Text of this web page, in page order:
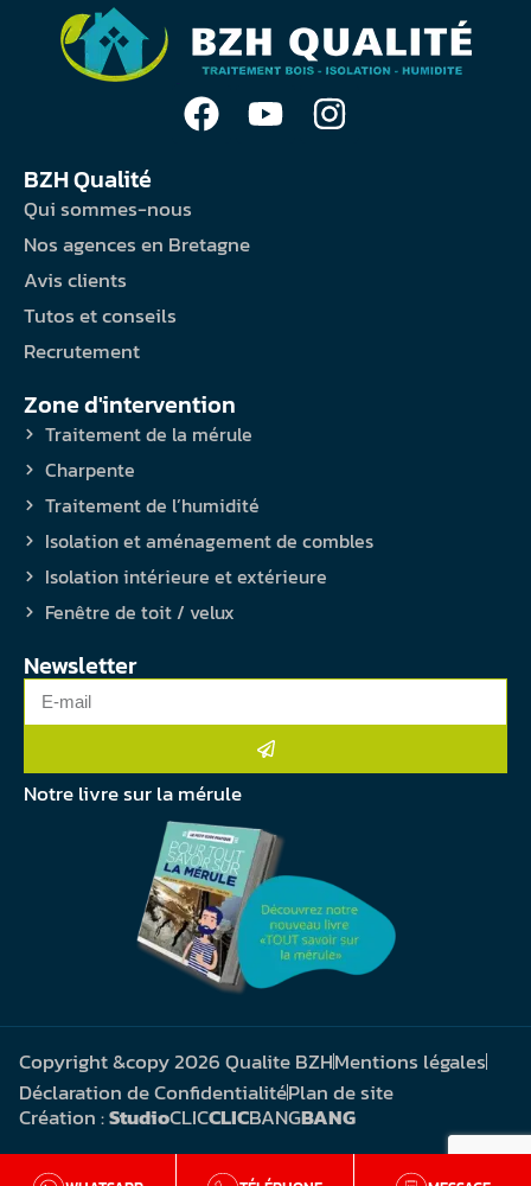
BZH Qualité
Qui sommes-nous
Nos agences en Bretagne
Avis clients
Tutos et conseils
Recrutement
Zone d'intervention
Traitement de la mérule
Charpente
Traitement de l’humidité
Isolation et aménagement de combles
Isolation intérieure et extérieure
Fenêtre de toit / velux
Newsletter
Notre livre sur la mérule
Copyright &copy 2026 Qualite BZHMentions légales
Déclaration de ConfidentialitéPlan de site
Création :StudioCLICCLICBANGBANG